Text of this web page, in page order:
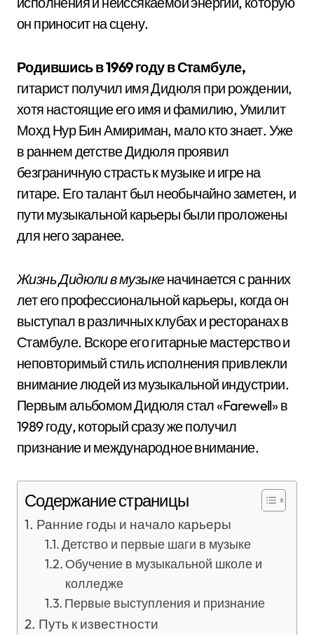
он приносит на сцену.
Родившись в 1969 году в Стамбуле,
гитарист получил имя Дидюля при рождении,
хотя настоящие его имя и фамилию, Умилит
Мохд Нур Бин Амириман, мало кто знает. Уже
в раннем детстве Дидюля проявил
безграничную страсть к музыке и игре на
гитаре. Его талант был необычайно заметен, и
пути музыкальной карьеры были проложены
для него заранее.
Жизнь Дидюли в музыкеначинается с ранних
лет его профессиональной карьеры, когда он
выступал в различных клубах и ресторанах в
Стамбуле. Вскоре его гитарные мастерство и
неповторимый стиль исполнения привлекли
внимание людей из музыкальной индустрии.
Первым альбомом Дидюля стал «Farewell» в
1989 году, который сразу же получил
признание и международное внимание.
Содержание страницы
Ранние годы и начало карьеры
Детство и первые шаги в музыке
Обучение в музыкальной школе и
колледже
Первые выступления и признание
Путь к известности